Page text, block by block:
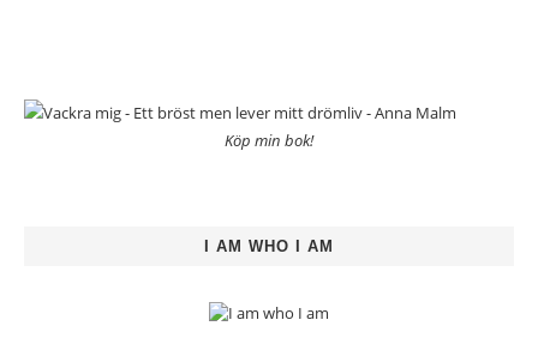
Köp min bok!
I AM WHO I AM